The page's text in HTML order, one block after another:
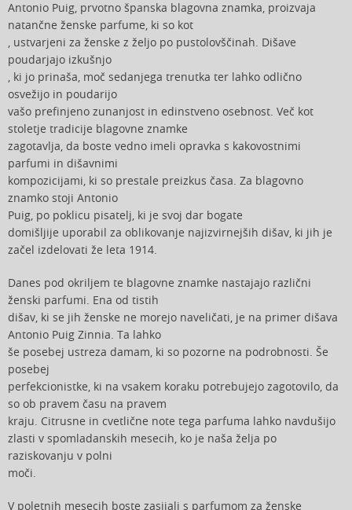
Antonio Puig, prvotno španska blagovna znamka, proizvaja
natančne ženske parfume, ki so kot
, ustvarjeni za ženske z željo po pustolovščinah. Dišave
poudarjajo izkušnjo
, ki jo prinaša, moč sedanjega trenutka ter lahko odlično
osvežijo in poudarijo
vašo prefinjeno zunanjost in edinstveno osebnost. Več kot
stoletje tradicije blagovne znamke
zagotavlja, da boste vedno imeli opravka s kakovostnimi
parfumi in dišavnimi
kompozicijami, ki so prestale preizkus časa. Za blagovno
znamko stoji Antonio
Puig, po poklicu pisatelj, ki je svoj dar bogate
domišljije uporabil za oblikovanje najizvirnejših dišav, ki jih je
začel izdelovati že leta 1914.
Danes pod okriljem te blagovne znamke nastajajo različni
ženski parfumi. Ena od tistih
dišav, ki se jih ženske ne morejo naveličati, je na primer dišava
Antonio Puig Zinnia. Ta lahko
še posebej ustreza damam, ki so pozorne na podrobnosti. Še
posebej
perfekcionistke, ki na vsakem koraku potrebujejo zagotovilo, da
so ob pravem času na pravem
kraju. Citrusne in cvetlične note tega parfuma lahko navdušijo
zlasti v spomladanskih mesecih, ko je naša želja po
raziskovanju v polni
moči.
V poletnih mesecih boste zasijali s parfumom za ženske